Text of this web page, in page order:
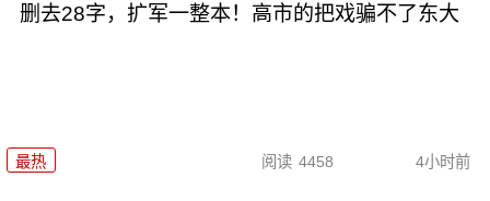
删去28字，扩军一整本！高市的把戏骗不了东大
最热 阅读 4458 4小时前